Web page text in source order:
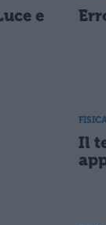
e
Il